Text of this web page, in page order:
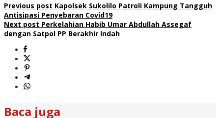
Previous post Kapolsek Sukolilo Patroli Kampung Tangguh
Antisipasi Penyebaran Covid19
Next post Perkelahian Habib Umar Abdullah Assegaf
dengan Satpol PP Berakhir Indah
Baca juga